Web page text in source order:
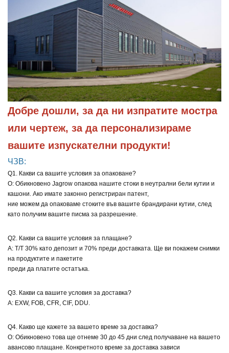
Добре дошли, за да ни изпратите мостра
или чертеж, за да персонализираме
вашите изпускателни продукти!
ЧЗВ:
Q1. Какви са вашите условия за опаковане?
О: Обикновено Jagrow опакова нашите стоки в неутрални бели кутии и
кашони. Ако имате законно регистриран патент,
ние можем да опаковаме стоките във вашите брандирани кутии, след
като получим вашите писма за разрешение.
Q2. Какви са вашите условия за плащане?
A: T/T 30% като депозит и 70% преди доставката. Ще ви покажем снимки
на продуктите и пакетите
преди да платите остатъка.
Q3. Какви са вашите условия за доставка?
A: EXW, FOB, CFR, CIF, DDU.
Q4. Какво ще кажете за вашето време за доставка?
О: Обикновено това ще отнеме 30 до 45 дни след получаване на вашето
авансово плащане. Конкретното време за доставка зависи